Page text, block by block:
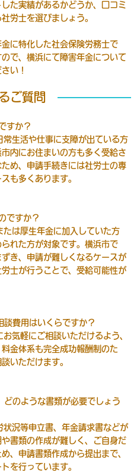
た実績があるかどうか、口コミ
労士を選びましょう。
に特化した社会保険労務士で
で、横浜にて障害年金について
い！
ご質問
すか？
生活や仕事に支障が出ている方
内にお住まいの方も多く受給さ
め、申請手続きには社労士の専
も多くあります。
ですか？
は厚生年金に加入していた方
れた方が対象です。横浜市で
き、申請が難しくなるケースが
士が行うことで、受給可能性が
費用はいくらですか？
気軽にご相談いただけるよう、
金体系も完全成功報酬制のた
いただけます。
のような書類が必要でしょう
況等申立書、年金請求書などが
書類の作成が難しく、ご自身だ
、申請書類作成から提出まで、
を行っています。